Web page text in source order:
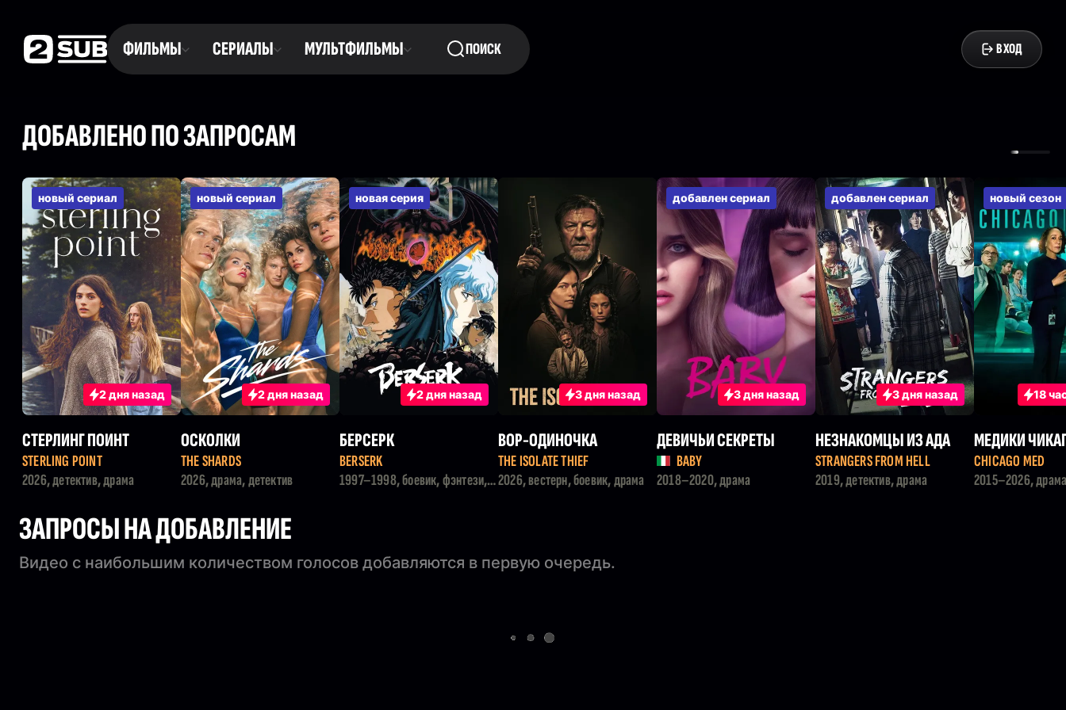
ФИЛЬМЫ СЕРИАЛЫ МУЛЬТФИЛЬМЫ ПОИСК ВХОД
ДОБАВЛЕНО ПО ЗАПРОСАМ
новый сериал
2 дня назад
СТЕРЛИНГ ПОИНТ
STERLING POINT
2026, детектив, драма
новый сериал
2 дня назад
ОСКОЛКИ
THE SHARDS
2026, драма, детектив
новая серия
2 дня назад
БЕРСЕРК
BERSERK
1997–1998, боевик, фэнтези,
3 дня назад
ВОР-ОДИНОЧКА
THE ISOLATE THIEF
2026, вестерн, боевик, драма
добавлен сериал
3 дня назад
ДЕВИЧЬИ СЕКРЕТЫ
BABY
2018–2020, драма
добавлен сериал
3 дня назад
НЕЗНАКОМЦЫ ИЗ АДА
STRANGERS FROM HELL
2019, детектив, драма
новый сезон
18
МЕДИКИ
CHICAGO MED
2015–2026,
ЗАПРОСЫ НА ДОБАВЛЕНИЕ
Видео с наибольшим количеством голосов добавляются в первую очередь.